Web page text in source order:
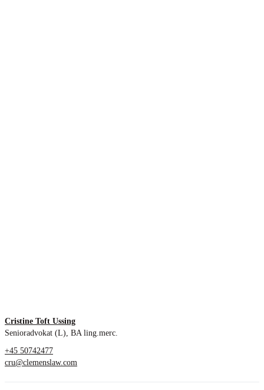
Cristine Toft Ussing
Senioradvokat (L), BA ling.merc.
+45 50742477
cru@clemenslaw.com